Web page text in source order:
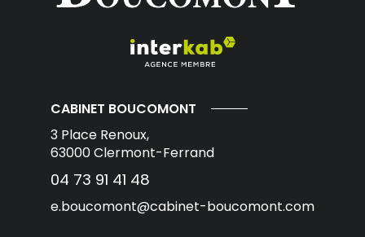
CABINET BOUCOMONT
3 Place Renoux,
63000Clermont-Ferrand
04 73 91 41 48
e.boucomont@cabinet-boucomont.com